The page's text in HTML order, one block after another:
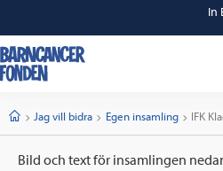
In
StartJag vill bidra Egen insamling IFK
Bild och text för insamlingen